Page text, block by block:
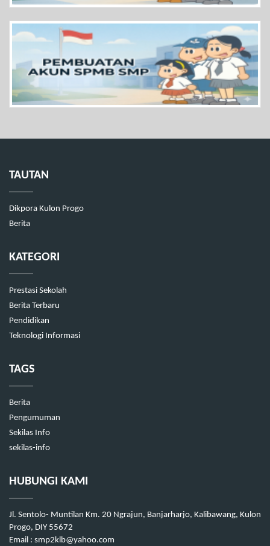
TAUTAN
Dikpora Kulon Progo
Berita
KATEGORI
Prestasi Sekolah
Berita Terbaru
Pendidikan
Teknologi Informasi
TAGS
Berita
Pengumuman
Sekilas Info
sekilas-info
HUBUNGI KAMI
Jl. Sentolo- Muntilan Km. 20 Ngrajun, Banjarharjo, Kalibawang, Kulon
Progo, DIY 55672
Email : smp2klb@yahoo.com